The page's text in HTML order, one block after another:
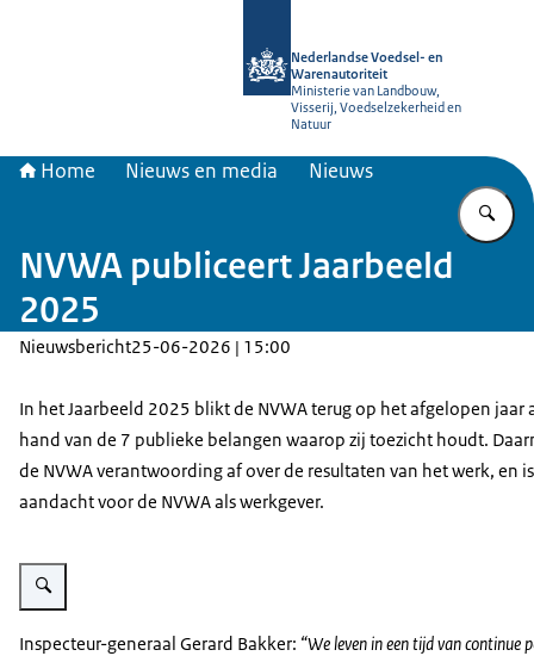
Nederlandse Voedsel- en
Warenautoriteit
Ministerie van Landbouw,
Visserij, Voedselzekerheid en
Natuur
Home Nieuws en media Nieuws
NVWA publiceert Jaarbeeld
2025
Nieuwsbericht25-06-2026 | 15:00
In het Jaarbeeld 2025 blikt de NVWA terug op het afgelopen jaar
hand van de 7 publieke belangen waarop zij toezicht houdt.
de NVWA verantwoording af over de resultaten van het werk, en
aandacht voor de NVWA als werkgever.
Vergroot afbeelding Overzicht met enkele terugblikken op gebeurtenissen
Inspecteur-generaal Gerard Bakker: “We leven in een tijd van